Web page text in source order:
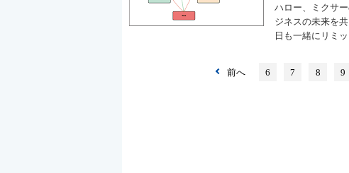
ハロー、ミクサ
ジネスの未来を
日も一緒にリミ
前へ 6 7 8 9